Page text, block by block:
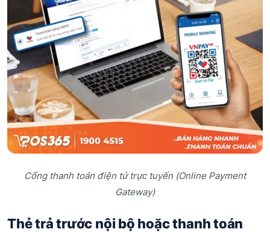
Cổng thanh toán điện tử trực tuyến (Online Payment
Gateway)
Thẻ trả trước nội bộ hoặc thanh toán